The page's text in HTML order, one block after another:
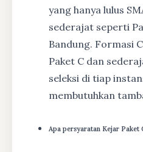
yang hanya lulus
sederajat seperti
Bandung. Formasi
Paket C dan
seleksi di tiap
membutuhkan
Apa persyaratan Kejar Paket